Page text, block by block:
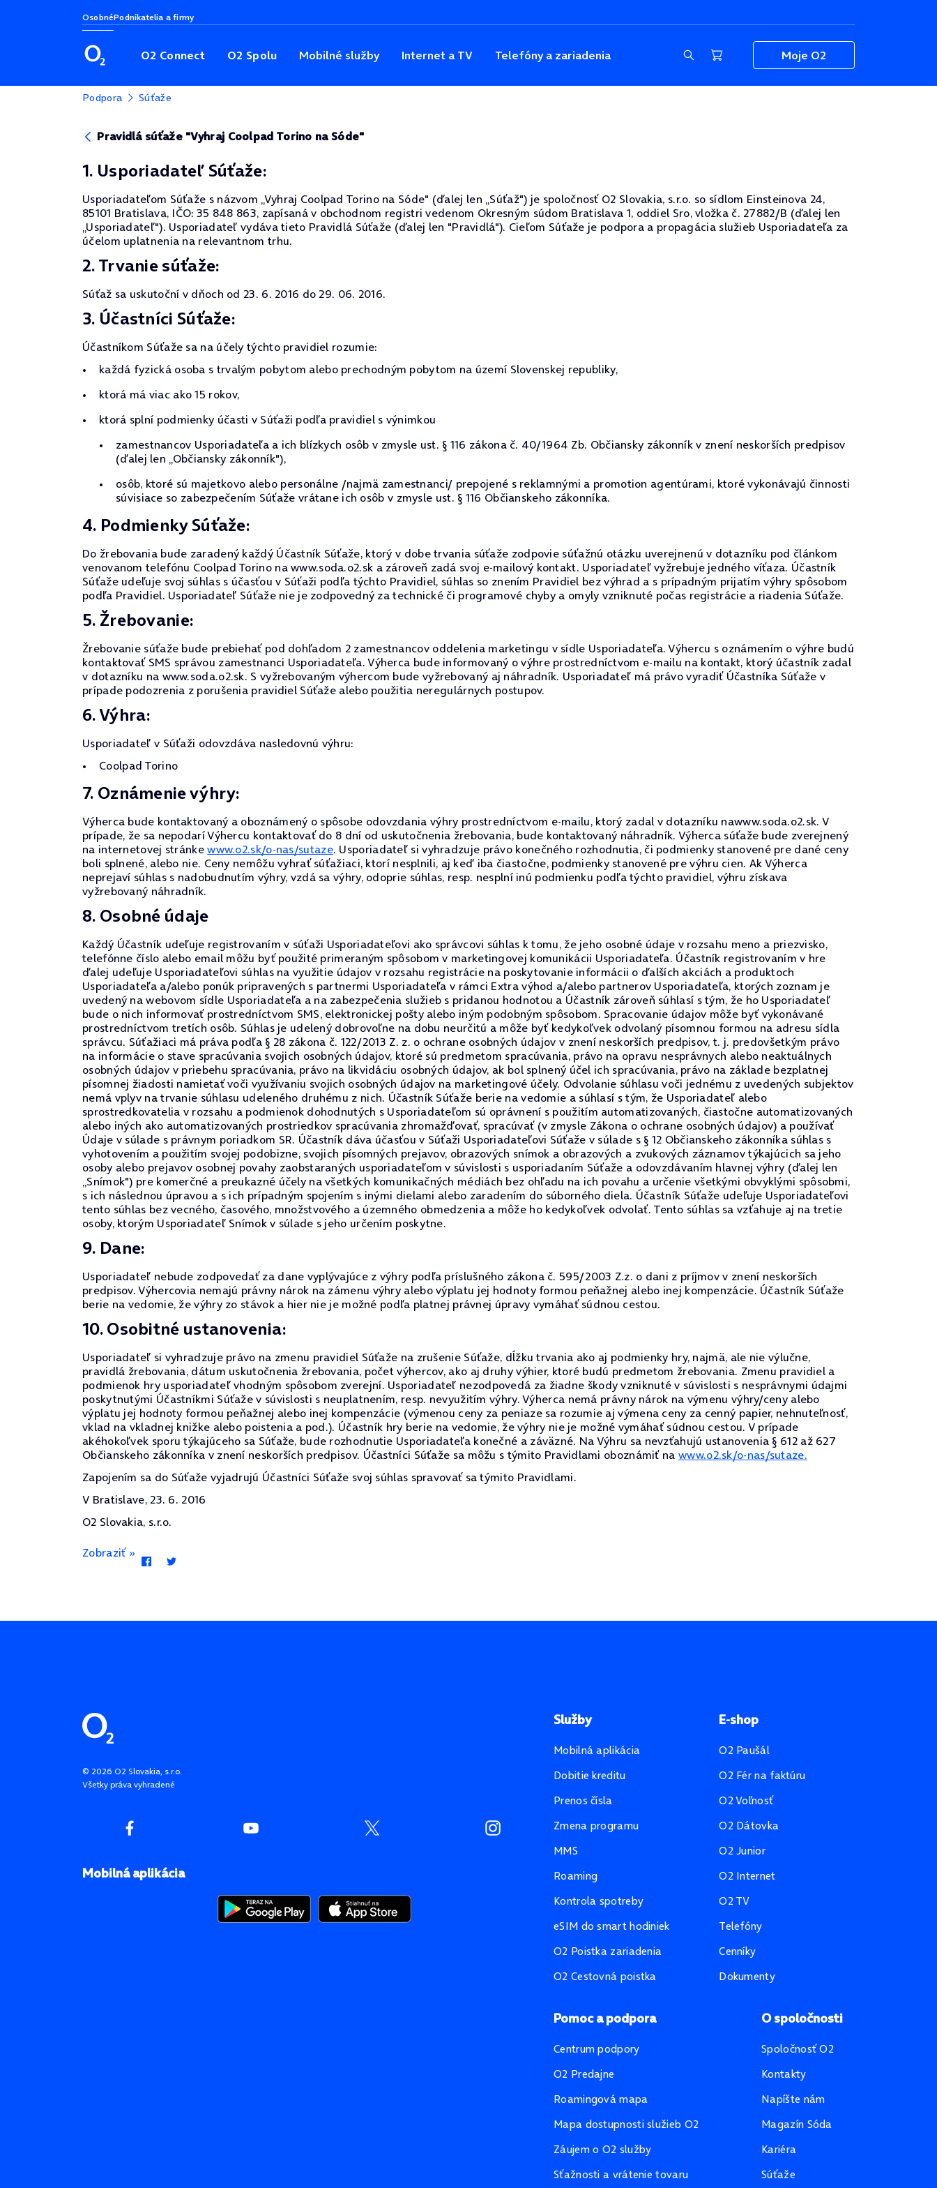
OsobnéPodnikatelia a firmy
O2 Connect O2 Spolu Mobilné služby Internet a TV Telefóny a zariadenia Moje O2
Podpora Súťaže
Pravidlá súťaže "Vyhraj Coolpad Torino na Sóde"
1. Usporiadateľ Súťaže:
Usporiadateľom Súťaže s názvom „Vyhraj Coolpad Torino na Sóde" (ďalej len „Súťaž") je spoločnosť O2 Slovakia, s.r.o. so sídlom Einsteinova 24,
85101 Bratislava, IČO: 35 848 863, zapísaná v obchodnom registri vedenom Okresným súdom Bratislava 1, oddiel Sro, vložka č. 27882/B (ďalej len
„Usporiadateľ"). Usporiadateľ vydáva tieto Pravidlá Súťaže (ďalej len "Pravidlá"). Cieľom Súťaže je podpora a propagácia služieb Usporiadateľa za
účelom uplatnenia na relevantnom trhu.
2. Trvanie súťaže:
Súťaž sa uskutoční v dňoch od 23. 6. 2016 do 29. 06. 2016.
3. Účastníci Súťaže:
Účastníkom Súťaže sa na účely týchto pravidiel rozumie:
každá fyzická osoba s trvalým pobytom alebo prechodným pobytom na území Slovenskej republiky,
ktorá má viac ako 15 rokov,
ktorá splní podmienky účasti v Súťaži podľa pravidiel s výnimkou
zamestnancov Usporiadateľa a ich blízkych osôb v zmysle ust. § 116 zákona č. 40/1964 Zb. Občiansky zákonník v znení neskorších predpisov
(ďalej len „Občiansky zákonník"),
osôb, ktoré sú majetkovo alebo personálne /najmä zamestnanci/ prepojené s reklamnými a promotion agentúrami, ktoré vykonávajú činnosti
súvisiace so zabezpečením Súťaže vrátane ich osôb v zmysle ust. § 116 Občianskeho zákonníka.
4. Podmienky Súťaže:
Do žrebovania bude zaradený každý Účastník Súťaže, ktorý v dobe trvania súťaže zodpovie súťažnú otázku uverejnenú v dotazníku pod článkom
venovanom telefónu Coolpad Torino na www.soda.o2.sk a zároveň zadá svoj e-mailový kontakt. Usporiadateľ vyžrebuje jedného víťaza. Účastník
Súťaže udeľuje svoj súhlas s účasťou v Súťaži podľa týchto Pravidiel, súhlas so znením Pravidiel bez výhrad a s prípadným prijatím výhry spôsobom
podľa Pravidiel. Usporiadateľ Súťaže nie je zodpovedný za technické či programové chyby a omyly vzniknuté počas registrácie a riadenia Súťaže.
5. Žrebovanie:
Žrebovanie súťaže bude prebiehať pod dohľadom 2 zamestnancov oddelenia marketingu v sídle Usporiadateľa. Výhercu s oznámením o výhre budú
kontaktovať SMS správou zamestnanci Usporiadateľa. Výherca bude informovaný o výhre prostredníctvom e-mailu na kontakt, ktorý účastník zadal
v dotazníku na www.soda.o2.sk. S vyžrebovaným výhercom bude vyžrebovaný aj náhradník. Usporiadateľ má právo vyradiť Účastníka Súťaže v
prípade podozrenia z porušenia pravidiel Súťaže alebo použitia neregulárnych postupov.
6. Výhra:
Usporiadateľ v Súťaži odovzdáva nasledovnú výhru:
Coolpad Torino
7. Oznámenie výhry:
Výherca bude kontaktovaný a oboznámený o spôsobe odovzdania výhry prostredníctvom e-mailu, ktorý zadal v dotazníku nawww.soda.o2.sk. V
prípade, že sa nepodarí Výhercu kontaktovať do 8 dní od uskutočnenia žrebovania, bude kontaktovaný náhradník. Výherca súťaže bude zverejnený
na internetovej stránkewww.o2.sk/o-nas/sutaze. Usporiadateľ si vyhradzuje právo konečného rozhodnutia, či podmienky stanovené pre dané ceny
boli splnené, alebo nie. Ceny nemôžu vyhrať súťažiaci, ktorí nesplnili, aj keď iba čiastočne, podmienky stanovené pre výhru cien. Ak Výherca
neprejaví súhlas s nadobudnutím výhry, vzdá sa výhry, odoprie súhlas, resp. nesplní inú podmienku podľa týchto pravidiel, výhru získava
vyžrebovaný náhradník.
8. Osobné údaje
Každý Účastník udeľuje registrovaním v súťaži Usporiadateľovi ako správcovi súhlas k tomu, že jeho osobné údaje v rozsahu meno a priezvisko,
telefónne číslo alebo email môžu byť použité primeraným spôsobom v marketingovej komunikácii Usporiadateľa. Účastník registrovaním v hre
ďalej udeľuje Usporiadateľovi súhlas na využitie údajov v rozsahu registrácie na poskytovanie informácii o ďalších akciách a produktoch
Usporiadateľa a/alebo ponúk pripravených s partnermi Usporiadateľa v rámci Extra výhod a/alebo partnerov Usporiadateľa, ktorých zoznam je
uvedený na webovom sídle Usporiadateľa a na zabezpečenia služieb s pridanou hodnotou a Účastník zároveň súhlasí s tým, že ho Usporiadateľ
bude o nich informovať prostredníctvom SMS, elektronickej pošty alebo iným podobným spôsobom. Spracovanie údajov môže byť vykonávané
prostredníctvom tretích osôb. Súhlas je udelený dobrovoľne na dobu neurčitú a môže byť kedykoľvek odvolaný písomnou formou na adresu sídla
správcu. Súťažiaci má práva podľa § 28 zákona č. 122/2013 Z. z. o ochrane osobných údajov v znení neskorších predpisov, t. j. predovšetkým právo
na informácie o stave spracúvania svojich osobných údajov, ktoré sú predmetom spracúvania, právo na opravu nesprávnych alebo neaktuálnych
osobných údajov v priebehu spracúvania, právo na likvidáciu osobných údajov, ak bol splnený účel ich spracúvania, právo na základe bezplatnej
písomnej žiadosti namietať voči využívaniu svojich osobných údajov na marketingové účely. Odvolanie súhlasu voči jednému z uvedených subjektov
nemá vplyv na trvanie súhlasu udeleného druhému z nich. Účastník Súťaže berie na vedomie a súhlasí s tým, že Usporiadateľ alebo
sprostredkovatelia v rozsahu a podmienok dohodnutých s Usporiadateľom sú oprávnení s použitím automatizovaných, čiastočne automatizovaných
alebo iných ako automatizovaných prostriedkov spracúvania zhromažďovať, spracúvať (v zmysle Zákona o ochrane osobných údajov) a používať
Údaje v súlade s právnym poriadkom SR. Účastník dáva účasťou v Súťaži Usporiadateľovi Súťaže v súlade s § 12 Občianskeho zákonníka súhlas s
vyhotovením a použitím svojej podobizne, svojich písomných prejavov, obrazových snímok a obrazových a zvukových záznamov týkajúcich sa jeho
osoby alebo prejavov osobnej povahy zaobstaraných usporiadateľom v súvislosti s usporiadaním Súťaže a odovzdávaním hlavnej výhry (ďalej len
„Snímok") pre komerčné a preukazné účely na všetkých komunikačných médiách bez ohľadu na ich povahu a určenie všetkými obvyklými spôsobmi,
s ich následnou úpravou a s ich prípadným spojením s inými dielami alebo zaradením do súborného diela. Účastník Súťaže udeľuje Usporiadateľovi
tento súhlas bez vecného, časového, množstvového a územného obmedzenia a môže ho kedykoľvek odvolať. Tento súhlas sa vzťahuje aj na tretie
osoby, ktorým Usporiadateľ Snímok v súlade s jeho určením poskytne.
9. Dane:
Usporiadateľ nebude zodpovedať za dane vyplývajúce z výhry podľa príslušného zákona č. 595/2003 Z.z. o dani z príjmov v znení neskorších
predpisov. Výhercovia nemajú právny nárok na zámenu výhry alebo výplatu jej hodnoty formou peňažnej alebo inej kompenzácie. Účastník Súťaže
berie na vedomie, že výhry zo stávok a hier nie je možné podľa platnej právnej úpravy vymáhať súdnou cestou.
10. Osobitné ustanovenia:
Usporiadateľ si vyhradzuje právo na zmenu pravidiel Súťaže na zrušenie Súťaže, dĺžku trvania ako aj podmienky hry, najmä, ale nie výlučne,
pravidlá žrebovania, dátum uskutočnenia žrebovania, počet výhercov, ako aj druhy výhier, ktoré budú predmetom žrebovania. Zmenu pravidiel a
podmienok hry usporiadateľ vhodným spôsobom zverejní. Usporiadateľ nezodpovedá za žiadne škody vzniknuté v súvislosti s nesprávnymi údajmi
poskytnutými Účastníkmi Súťaže v súvislosti s neuplatnením, resp. nevyužitím výhry. Výherca nemá právny nárok na výmenu výhry/ceny alebo
výplatu jej hodnoty formou peňažnej alebo inej kompenzácie (výmenou ceny za peniaze sa rozumie aj výmena ceny za cenný papier, nehnuteľnosť,
vklad na vkladnej knižke alebo poistenia a pod.). Účastník hry berie na vedomie, že výhry nie je možné vymáhať súdnou cestou. V prípade
akéhokoľvek sporu týkajúceho sa Súťaže, bude rozhodnutie Usporiadateľa konečné a záväzné. Na Výhru sa nevzťahujú ustanovenia § 612 až 627
Občianskeho zákonníka v znení neskorších predpisov. Účastníci Súťaže sa môžu s týmito Pravidlami oboznámiť na www.o2.sk/o-nas/sutaze.
Zapojením sa do Súťaže vyjadrujú Účastníci Súťaže svoj súhlas spravovať sa týmito Pravidlami.
V Bratislave, 23. 6. 2016
O2 Slovakia, s.r.o.
Zobraziť »
Pätička stránky
© 2026 O2 Slovakia, s.r.o.
Všetky práva vyhradené
Mobilná aplikácia
Služby
Mobilná aplikácia
Dobitie kreditu
Prenos čísla
Zmena programu
MMS
Roaming
Kontrola spotreby
eSIM do smart hodiniek
O2 Poistka zariadenia
O2 Cestovná poistka
E-shop
O2 Paušál
O2 Fér na faktúru
O2 Voľnosť
O2 Dátovka
O2 Junior
O2 Internet
O2 TV
Telefóny
Cenníky
Dokumenty
Pomoc a podpora
Centrum podpory
O2 Predajne
Roamingová mapa
Mapa dostupnosti služieb O2
Záujem o O2 služby
Sťažnosti a vrátenie tovaru
O spoločnosti
Spoločnosť O2
Kontakty
Napíšte nám
Magazín Sóda
Kariéra
Súťaže